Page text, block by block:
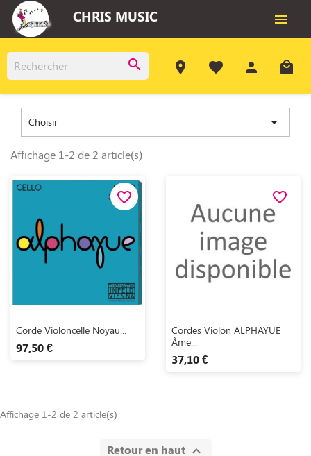
CHRIS MUSIC 
search room favorite person local_mall
Choisir 
Affichage 1-2 de 2 article(s)
Aperçu rapide
Corde Violoncelle Noyau...
97,50 €
favorite_border
Aperçu rapide
Cordes Violon ALPHAYUE
Âme...
37,10 €
favorite_border
Affichage 1-2 de 2 article(s)
Retour en haut 